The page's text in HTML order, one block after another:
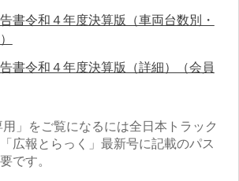
書令和４年度決算版（車両台数別・
書令和４年度決算版（詳細）（会員
」をご覧になるには全日本トラック
広報とらっく」最新号に記載のパス
です。